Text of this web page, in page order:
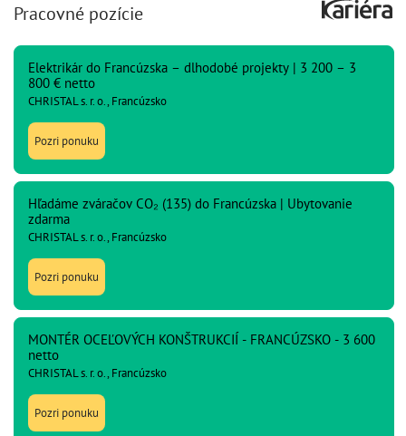
Pracovné pozície
Elektrikár do Francúzska – dlhodobé projekty | 3 200 – 3
800 € netto
CHRISTAL s. r. o., Francúzsko
Pozri ponuku
Hľadáme zváračov CO₂ (135) do Francúzska | Ubytovanie
zdarma
CHRISTAL s. r. o., Francúzsko
Pozri ponuku
MONTÉR OCEĽOVÝCH KONŠTRUKCIÍ - FRANCÚZSKO - 3 600
netto
CHRISTAL s. r. o., Francúzsko
Pozri ponuku